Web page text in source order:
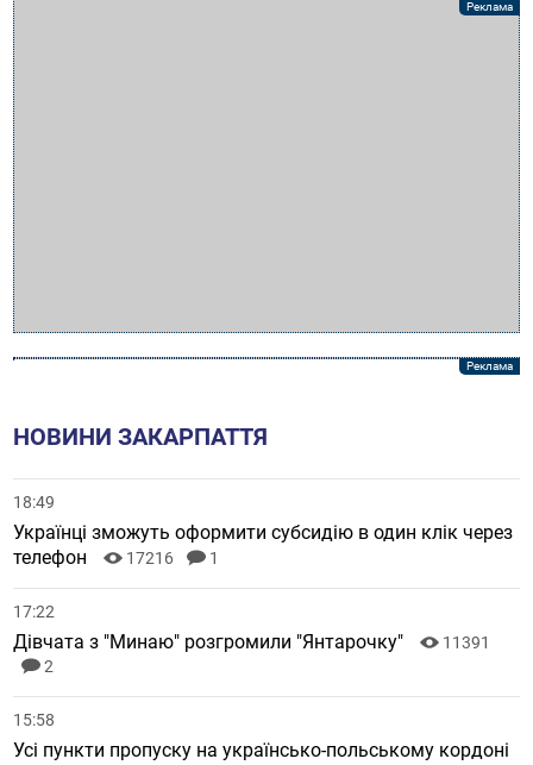
НОВИНИ ЗАКАРПАТТЯ
18:49
Українці зможуть оформити субсидію в один клік через
телефон
17216 1
17:22
Дівчата з "Минаю" розгромили "Янтарочку"
11391
2
15:58
Усі пункти пропуску на українсько-польському кордоні